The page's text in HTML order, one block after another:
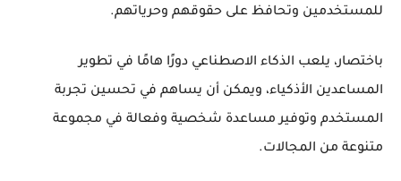
للمستخدمين وتحافظ على حقوقهم وحرياتهم.
باختصار، يلعب الذكاء الاصطناعي دورًا هامًا في تطوير
المساعدين الأذكياء، ويمكن أن يساهم في تحسين تجربة
المستخدم وتوفير مساعدة شخصية وفعالة في مجموعة
متنوعة من المجالات.